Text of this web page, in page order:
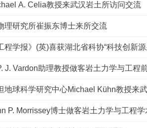
A. Celia教授来武汉岩土所访问交流
理研究所崔振东博士来所交流
程学报》(英)喜获湖北省科协“科技创新
J. Vardon助理教授做客岩土力学与工程
地球科学研究中心Michael Kühn教授来
P. Morrissey博士做客岩土力学与工程学